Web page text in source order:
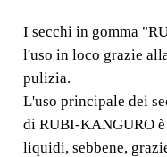
I secchi in gomma
l'uso in loco grazie
pulizia.
I secchi in gomma
l'uso in loco grazie
pulizia.
L'uso principale dei
di RUBI-KANGURO
liquidi, sebbene,